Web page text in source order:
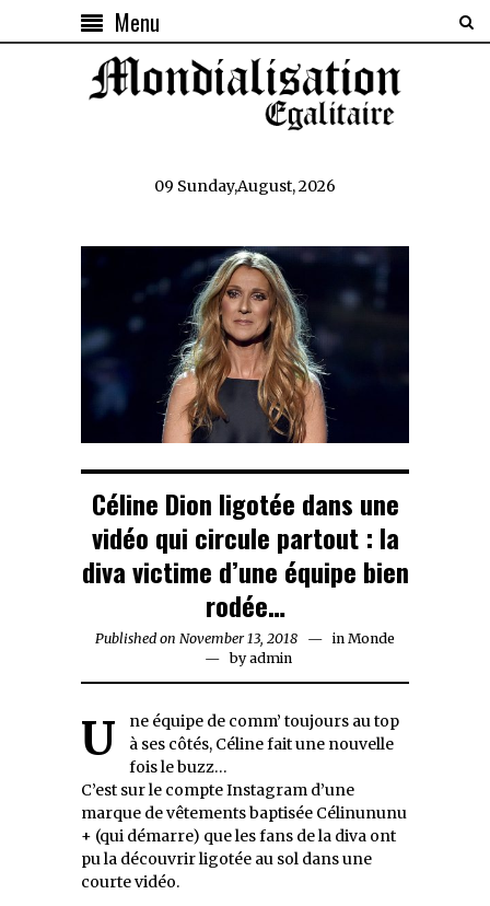
Menu
09 Sunday,August, 2026
Céline Dion ligotée dans une
vidéo qui circule partout : la
diva victime d’une équipe bien
rodée…
Published on November 13, 2018 in Monde
byadmin
Une équipe de comm’ toujours au top
à ses côtés, Céline fait une nouvelle
fois le buzz…
C’est sur le compte Instagram d’une
marque de vêtements baptisée Célinununu
+ (qui démarre) que les fans de la diva ont
pu la découvrir ligotée au sol dans une
courte vidéo.